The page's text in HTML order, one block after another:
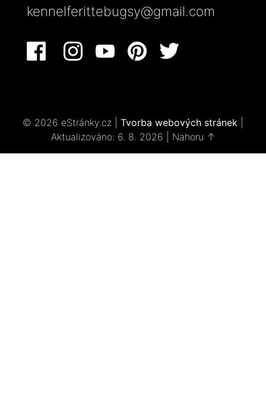
kennelferittebugsy@gmail.com
© 2026 eStránky.cz Tvorba webových stránek
Aktualizováno: 6. 8. 2026
Nahoru ↑